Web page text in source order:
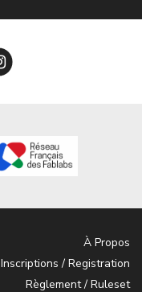
À Propos
Inscriptions / Registration
Règlement / Ruleset